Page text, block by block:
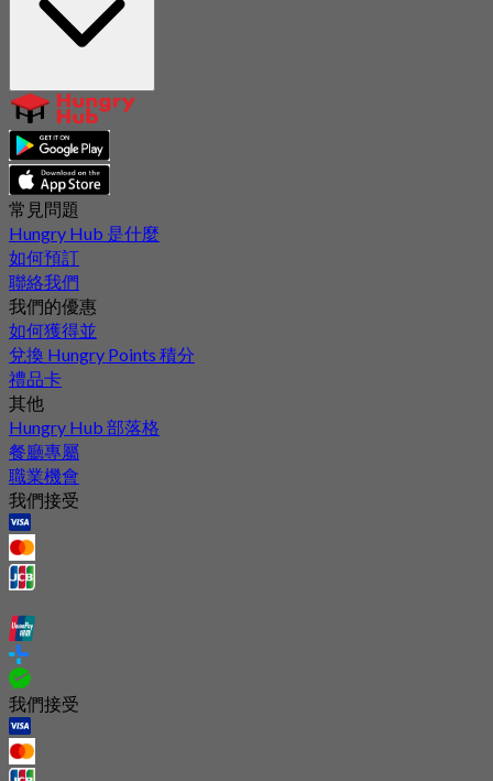
常見問題
Hungry Hub 是什麼
如何預訂
聯絡我們
我們的優惠
如何獲得並
兌換 Hungry Points 積分
禮品卡
其他
Hungry Hub 部落格
餐廳專屬
職業機會
我們接受
我們接受